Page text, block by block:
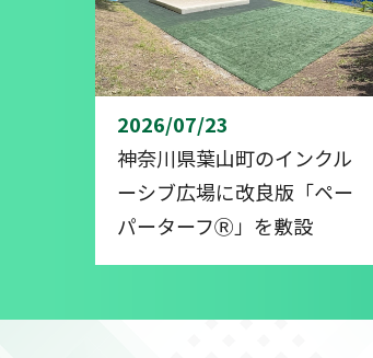
2026/07/23
神奈川県葉山町のインクル
ーシブ広場に改良版「ペー
パーターフⓇ」を敷設